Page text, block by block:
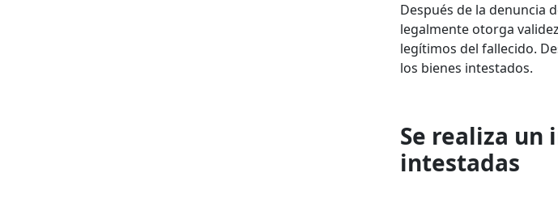
Después de la denuncia
legalmente otorga
legítimos del fallecido.
los bienes intestados.
Se realiza un
intestadas